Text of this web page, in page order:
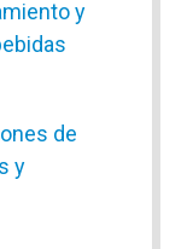
y
de
y